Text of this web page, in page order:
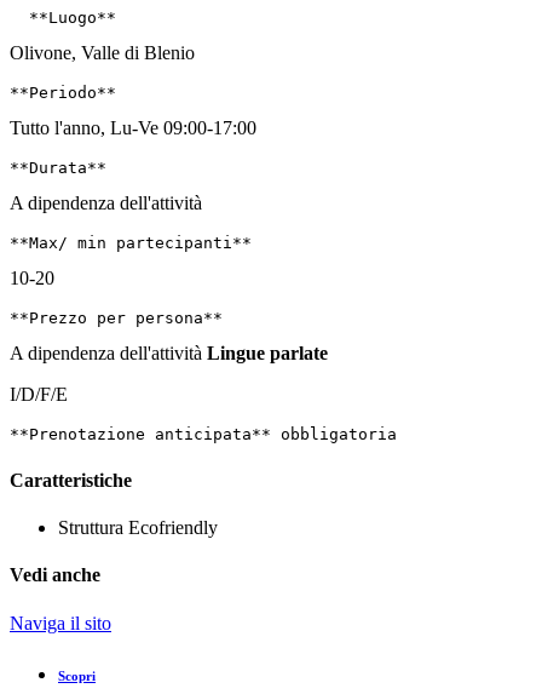
Olivone, Valle di Blenio
Tutto l'anno, Lu-Ve 09:00-17:00
A dipendenza dell'attività
10-20
A dipendenza dell'attività Lingue parlate
I/D/F/E
Caratteristiche
Struttura Ecofriendly
Vedi anche
Naviga il sito
Scopri